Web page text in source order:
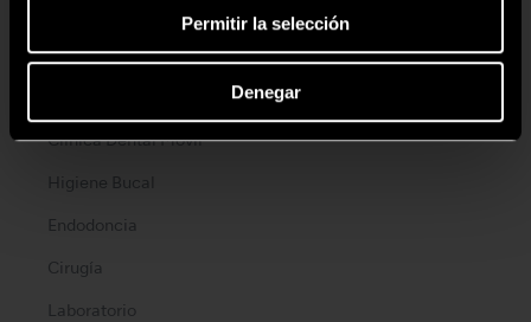
Permitir la selección
Denegar
Turbinas Neumáticas
Contra-ángulos
Clínica Dental Móvil
Higiene Bucal
Endodoncia
Cirugía
Laboratorio